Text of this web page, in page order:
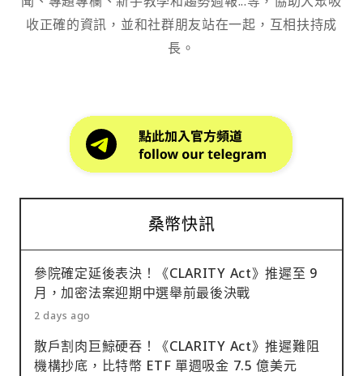
收正確的資訊，並和社群朋友站在一起，互相扶持成
長。
桑幣快訊
參院確定延後表決！《CLARITY Act》推遲至 9
月，加密法案迎期中選舉前最後決戰
2 days ago
散戶割肉巨鯨硬吞！《CLARITY Act》推遲難阻
機構抄底，比特幣 ETF 單週吸金 7.5 億美元